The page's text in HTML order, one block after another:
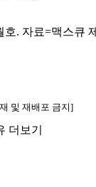
호. 자료=맥스큐
및 재배포 금지]
더보기